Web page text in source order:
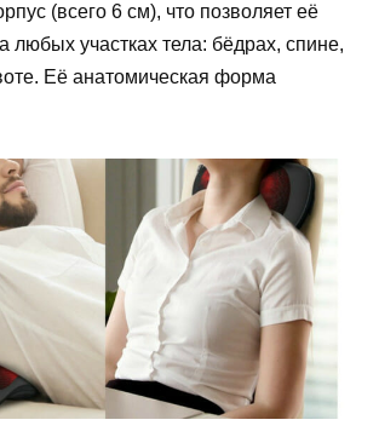
(всего 6 см), что позволяет её
любых участках тела: бёдрах, спине,
Её анатомическая форма